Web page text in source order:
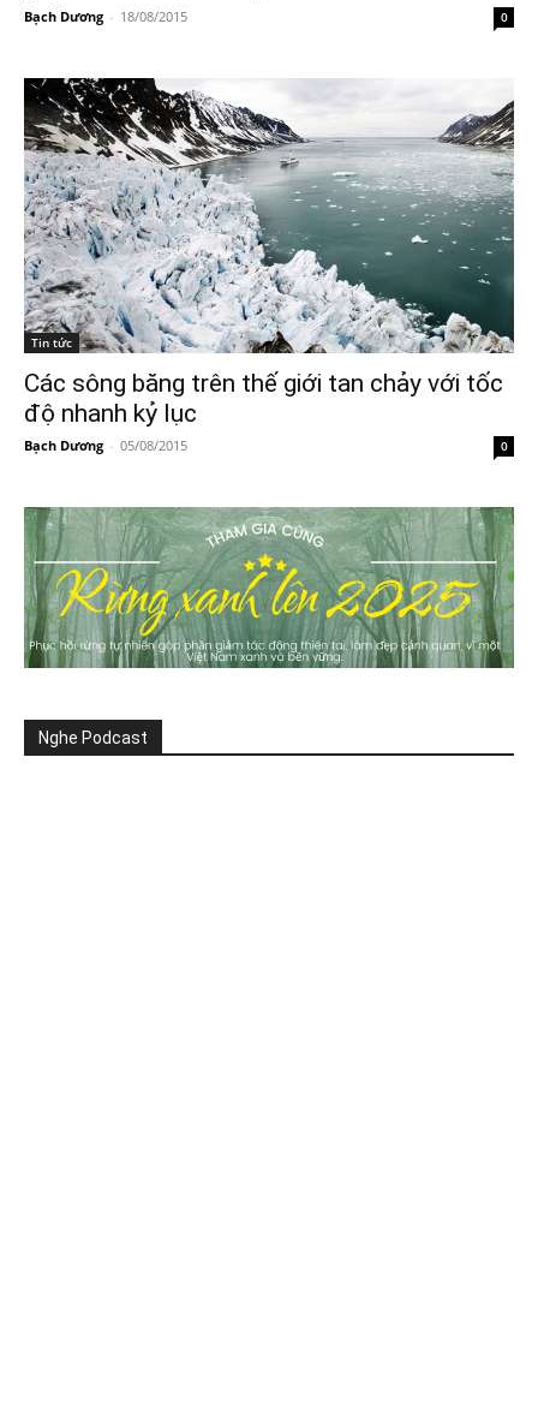
Bạch Dương - 18/08/2015 0
Tin tức
Các sông băng trên thế giới tan chảy với tốc
độ nhanh kỷ lục
Bạch Dương - 05/08/2015 0
Nghe Podcast